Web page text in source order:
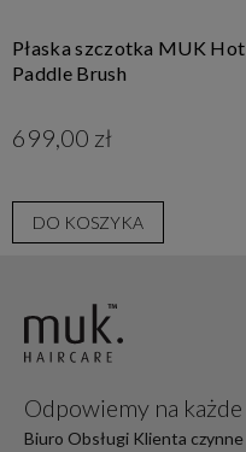
Płaska szczotka MUK Hot
Paddle Brush
699,00 zł
DO KOSZYKA
Odpowiemy na
Biuro Obsługi Klienta